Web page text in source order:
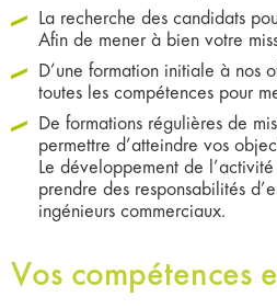
La recherche des candidats
Afin de mener à bien votre
D’une formation initiale à nos
toutes les compétences pour
De formations régulières de
permettre d’atteindre vos
Le développement de
prendre des responsabilités
ingénieurs commerciaux.
Vos compétences